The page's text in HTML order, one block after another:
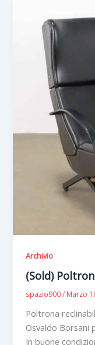
Archivio
(Sold)
spazio900/ Marzo
Poltrona
Osvaldo Borsani
In buone